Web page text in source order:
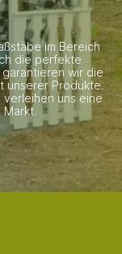
im Bereich
die perfekte
garantieren wir die
unserer Produkte.
uns eine